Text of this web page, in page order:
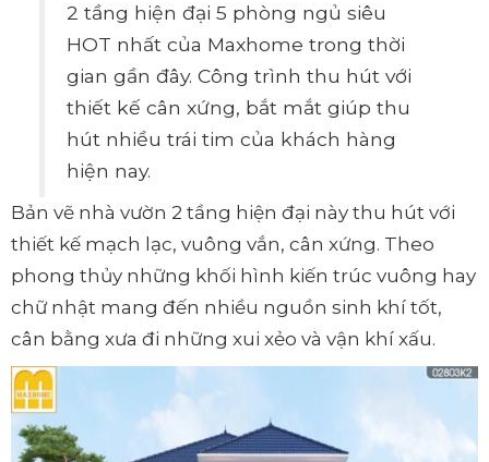
2 tầng hiện đại 5 phòng ngủ siêu
HOT nhất của Maxhome trong thời
gian gần đây. Công trình thu hút với
thiết kế cân xứng, bắt mắt giúp thu
hút nhiều trái tim của khách hàng
hiện nay.
Bản vẽ nhà vườn 2 tầng hiện đại này thu hút với
thiết kế mạch lạc, vuông vắn, cân xứng. Theo
phong thủy những khối hình kiến trúc vuông hay
chữ nhật mang đến nhiều nguồn sinh khí tốt,
cân bằng xưa đi những xui xẻo và vận khí xấu.